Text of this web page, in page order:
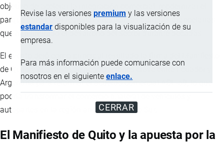
Revise las versionespremium y las versiones
estandar disponibles para la visualización de su
empresa.
Para más información puede comunicarse con
nosotros en el siguienteenlace.
CERRAR
objetivo de acelerar la integración comercial, modernizar el
parque automotor regional y reducir las barreras arancelarias
que han limitado el desarrollo del sector durante décadas.
El evento dejó como principal resultado la firma del Manifiesto
de Quito y el avance de negociaciones clave entre Ecuador y
Argentina para reformar el acuerdo comercial ACE-59, lo que
podría transformar el comercio bilateral de vehículos y
autopartes en la región andina y el Cono Sur.
El Manifiesto de Quito y la apuesta por la